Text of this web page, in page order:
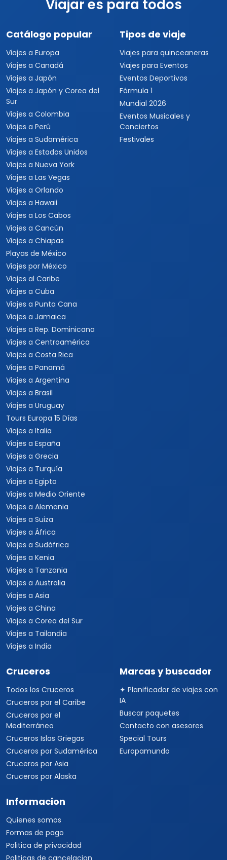
Viajar es para todos
Catálogo popular
Viajes a Europa
Viajes a Canadá
Viajes a Japón
Viajes a Japón y Corea del
Sur
Viajes a Colombia
Viajes a Perú
Viajes a Sudamérica
Viajes a Estados Unidos
Viajes a Nueva York
Viajes a Las Vegas
Viajes a Orlando
Viajes a Hawaii
Viajes a Los Cabos
Viajes a Cancún
Viajes a Chiapas
Playas de México
Viajes por México
Viajes al Caribe
Viajes a Cuba
Viajes a Punta Cana
Viajes a Jamaica
Viajes a Rep. Dominicana
Viajes a Centroamérica
Viajes a Costa Rica
Viajes a Panamá
Viajes a Argentina
Viajes a Brasil
Viajes a Uruguay
Tours Europa 15 Días
Viajes a Italia
Viajes a España
Viajes a Grecia
Viajes a Turquía
Viajes a Egipto
Viajes a Medio Oriente
Viajes a Alemania
Viajes a Suiza
Viajes a África
Viajes a Sudáfrica
Viajes a Kenia
Viajes a Tanzania
Viajes a Australia
Viajes a Asia
Viajes a China
Viajes a Corea del Sur
Viajes a Tailandia
Viajes a India
Tipos de viaje
Viajes para quinceaneras
Viajes para Eventos
Eventos Deportivos
Fórmula 1
Mundial 2026
Eventos Musicales y
Conciertos
Festivales
Cruceros
Todos los Cruceros
Cruceros por el Caribe
Cruceros por el
Mediterráneo
Cruceros Islas Griegas
Cruceros por Sudamérica
Cruceros por Asia
Cruceros por Alaska
Marcas y buscador
✦ Planificador de viajes con
IA
Buscar paquetes
Contacto con asesores
Special Tours
Europamundo
Informacion
Quienes somos
Formas de pago
Politica de privacidad
Politicas de cancelacion